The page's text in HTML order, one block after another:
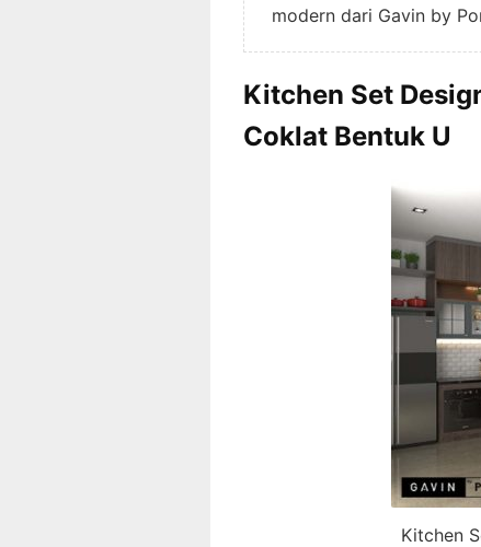
modern dari Gavin by
Kitchen Set
Coklat Bentuk U
Kitchen